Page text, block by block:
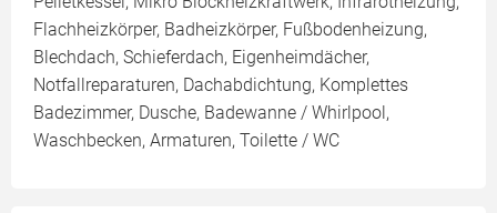
Flachheizkörper, Badheizkörper, Fußbodenheizung,
Blechdach, Schieferdach, Eigenheimdächer,
Notfallreparaturen, Dachabdichtung, Komplettes
Badezimmer, Dusche, Badewanne / Whirlpool,
Waschbecken, Armaturen, Toilette / WC